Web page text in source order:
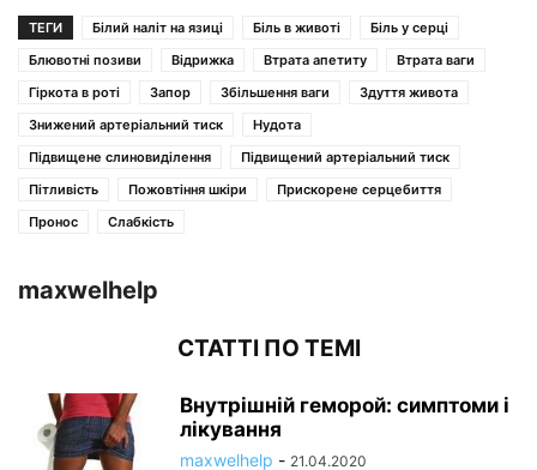
ТЕГИ Білий наліт на язиці Біль в животі
Біль у серці
Блювотні позиви
Відрижка Втрата апетиту
Втрата ваги
Гіркота в роті
Запор Збільшення ваги
Здуття живота
Знижений артеріальний тиск
Нудота
Підвищене слиновиділення
Підвищений артеріальний тиск
Пітливість
Пожовтіння шкіри
Прискорене серцебиття
Пронос
Слабкість
maxwelhelp
СТАТТІ ПО ТЕМІ
Внутрішній геморой: симптоми і
лікування
maxwelhelp - 21.04.2020